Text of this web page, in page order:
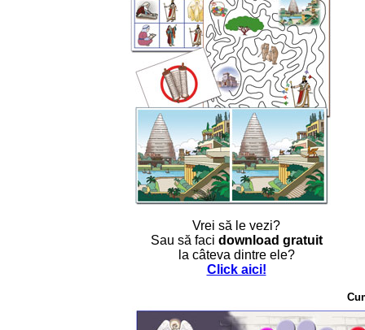
Vrei să le vezi?
Sau să faci download gratuit
la câteva dintre ele?
Click aici!